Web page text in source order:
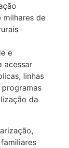
milhares de
e
acessar
linhas
da